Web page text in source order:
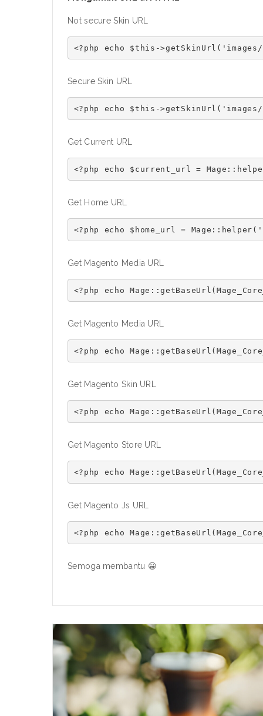
Not secure Skin URL
Secure Skin URL
Get Current URL
Get Home URL
Get Magento Media URL
Get Magento Media URL
Get Magento Skin URL
Get Magento Store URL
Get Magento Js URL
Semoga membantu 😀